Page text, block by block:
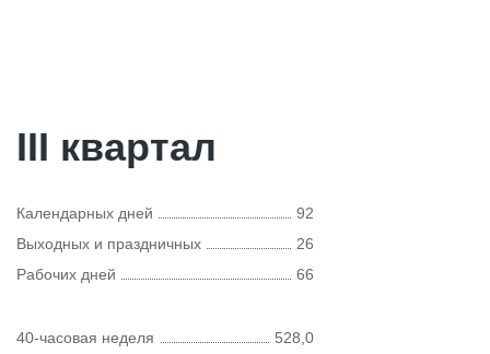
III квартал
Календарных дней
92
Выходных и праздничных
26
Рабочих дней
66
40-часовая неделя 528,0